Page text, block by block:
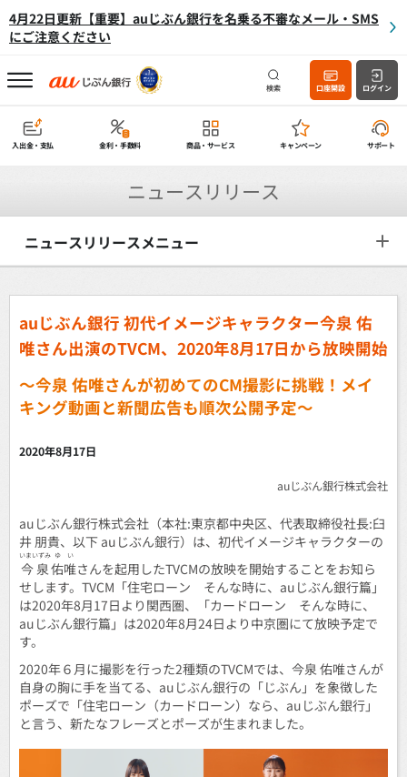
4月22日更新【重要】auじぶん銀行を名乗る不審なメール・SMS
にご注意ください
検索 口座開設 ログイン
入出金・支払 金利・手数料 商品・サービス キャンペーン サポート
ニュースリリース
ニュースリリースメニュー
auじぶん銀行 初代イメージキャラクター今泉 佑
唯さん出演のTVCM、2020年8月17日から放映開始
～今泉 佑唯さんが初めてのCM撮影に挑戦！メイ
キング動画と新聞広告も順次公開予定～
2020年8月17日
auじぶん銀行株式会社
auじぶん銀行株式会社（本社:東京都中央区、代表取締役社長:臼
井 朋貴、以下 auじぶん銀行）は、初代イメージキャラクターの
今泉
いまいずみ
佑唯
ゆい
さんを起用したTVCMの放映を開始することをお知ら
せします。TVCM「住宅ローン そんな時に、auじぶん銀行篇」
は2020年8月17日より関西圏、「カードローン そんな時に、
auじぶん銀行篇」は2020年8月24日より中京圏にて放映予定で
す。
2020年６月に撮影を行った2種類のTVCMでは、今泉 佑唯さんが
自身の胸に手を当てる、auじぶん銀行の「じぶん」を象徴した
ポーズで「住宅ローン（カードローン）なら、auじぶん銀行」
と言う、新たなフレーズとポーズが生まれました。